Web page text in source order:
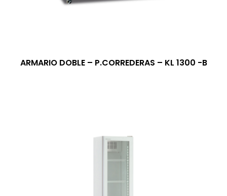
ARMARIO DOBLE – P.CORREDERAS – KL 1300 -B